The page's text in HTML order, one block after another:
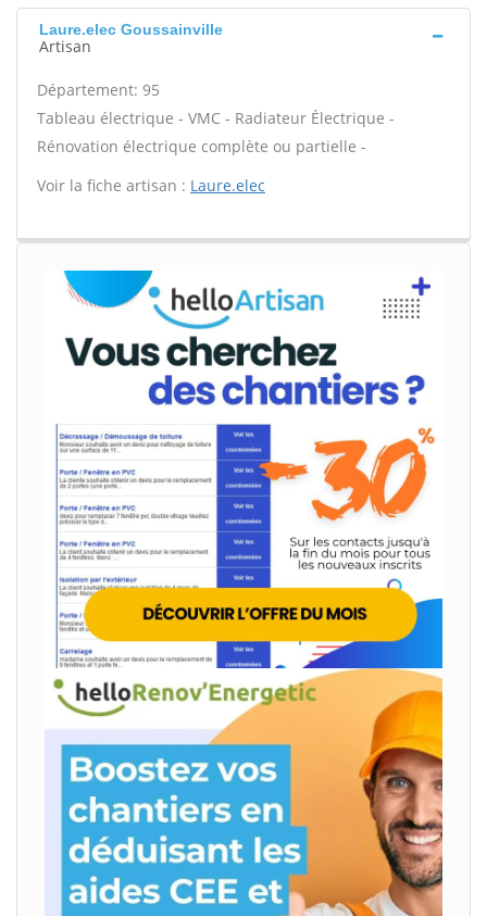
Laure.elec Goussainville
Artisan
Département: 95
Tableau électrique - VMC - Radiateur Électrique -
Rénovation électrique complète ou partielle -
Voir la fiche artisan : Laure.elec